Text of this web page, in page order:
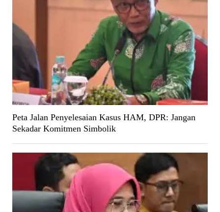
Peta Jalan Penyelesaian Kasus HAM, DPR: Jangan
Sekadar Komitmen Simbolik